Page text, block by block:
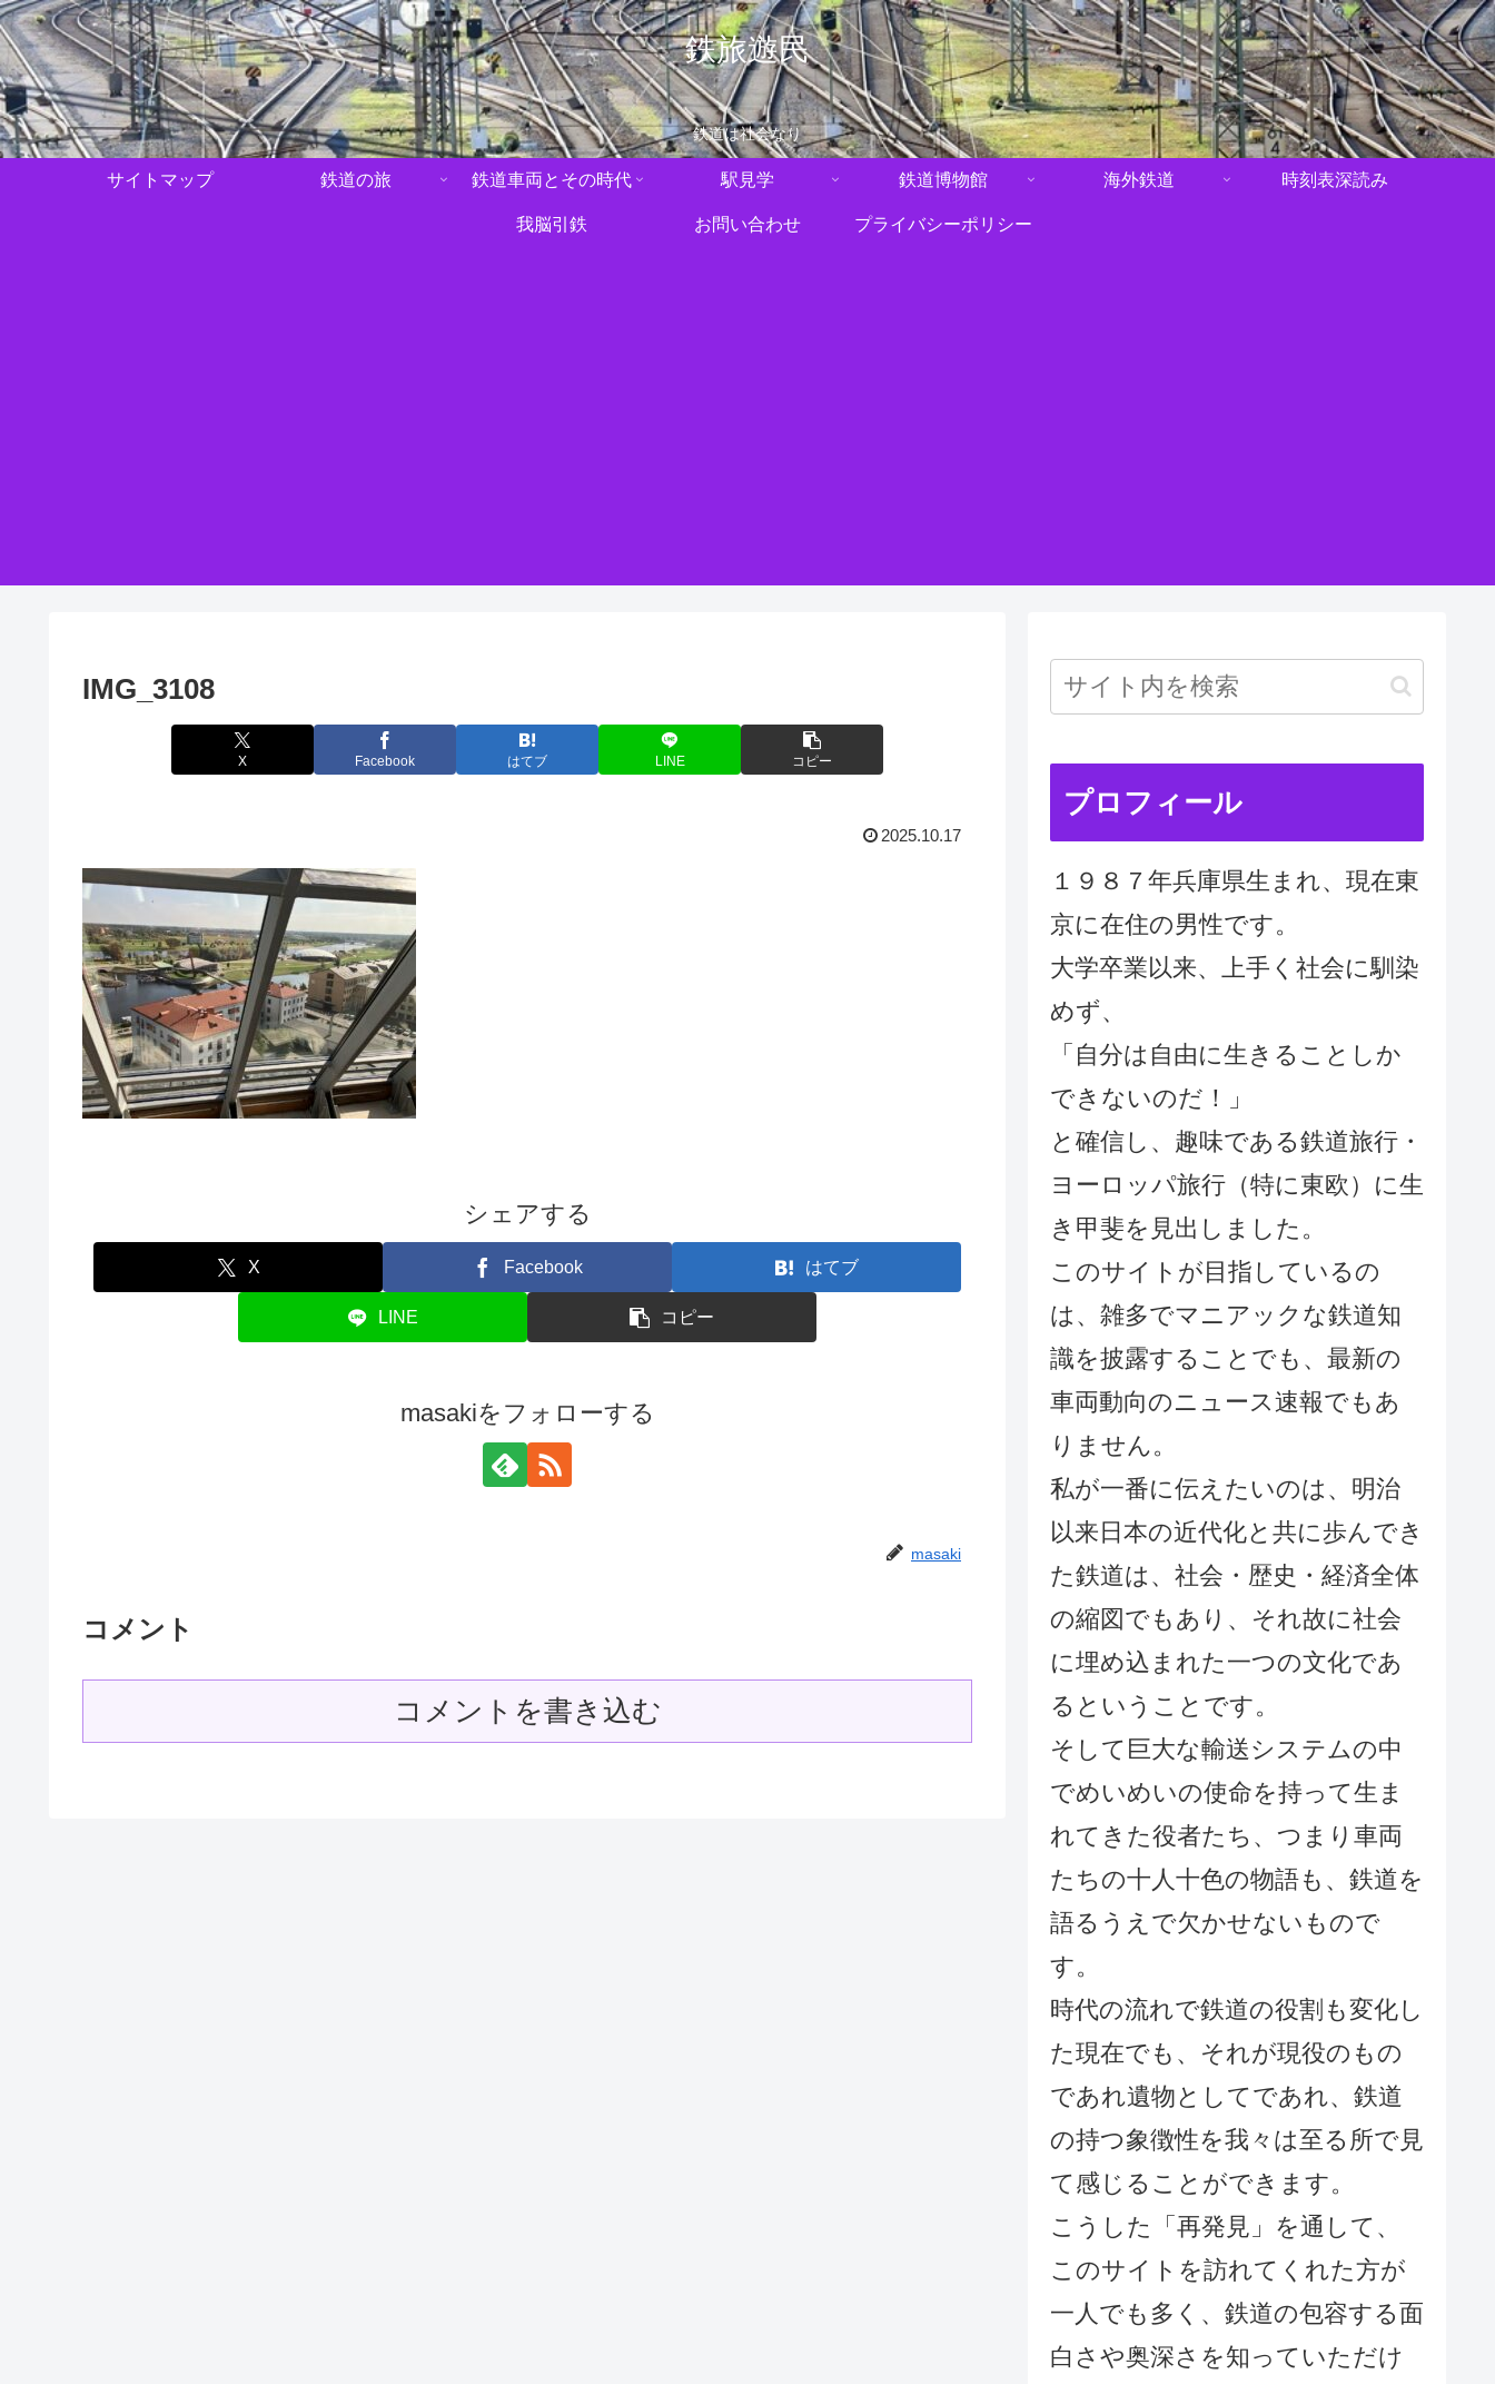
鉄旅遊民
鉄道は社会なり
サイトマップ 鉄道の旅 鉄道車両とその時代 駅見学 鉄道博物館 海外鉄道 時刻表深読み
我脳引鉄 お問い合わせ プライバシーポリシー
IMG_3108
X Facebook はてブ LINE コピー
2025.10.17
シェアする
X Facebook はてブ
LINE コピー
masakiをフォローする
masaki
コメント
コメントを書き込む
プロフィール
１９８７年兵庫県生まれ、現在東
京に在住の男性です。
大学卒業以来、上手く社会に馴染
めず、
「自分は自由に生きることしか
できないのだ！」
と確信し、趣味である鉄道旅行・
ヨーロッパ旅行（特に東欧）に生
き甲斐を見出しました。
このサイトが目指しているの
は、雑多でマニアックな鉄道知
識を披露することでも、最新の
車両動向のニュース速報でもあ
りません。
私が一番に伝えたいのは、明治
以来日本の近代化と共に歩んでき
た鉄道は、社会・歴史・経済全体
の縮図でもあり、それ故に社会
に埋め込まれた一つの文化であ
るということです。
そして巨大な輸送システムの中
でめいめいの使命を持って生ま
れてきた役者たち、つまり車両
たちの十人十色の物語も、鉄道を
語るうえで欠かせないもので
す。
時代の流れで鉄道の役割も変化し
た現在でも、それが現役のもの
であれ遺物としてであれ、鉄道
の持つ象徴性を我々は至る所で見
て感じることができます。
こうした「再発見」を通して、
このサイトを訪れてくれた方が
一人でも多く、鉄道の包容する面
白さや奥深さを知っていただけ